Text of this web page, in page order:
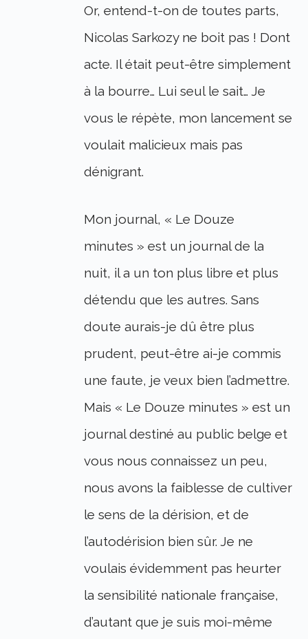
Or, entend-t-on de toutes parts,
Nicolas Sarkozy ne boit pas ! Dont
acte. Il était peut-être simplement
à la bourre… Lui seul le sait… Je
vous le répète, mon lancement se
voulait malicieux mais pas
dénigrant.
Mon journal, « Le Douze
minutes » est un journal de la
nuit, il a un ton plus libre et plus
détendu que les autres. Sans
doute aurais-je dû être plus
prudent, peut-être ai-je commis
une faute, je veux bien l’admettre.
Mais « Le Douze minutes » est un
journal destiné au public belge et
vous nous connaissez un peu,
nous avons la faiblesse de cultiver
le sens de la dérision, et de
l’autodérision bien sûr. Je ne
voulais évidemment pas heurter
la sensibilité nationale française,
d’autant que je suis moi-même